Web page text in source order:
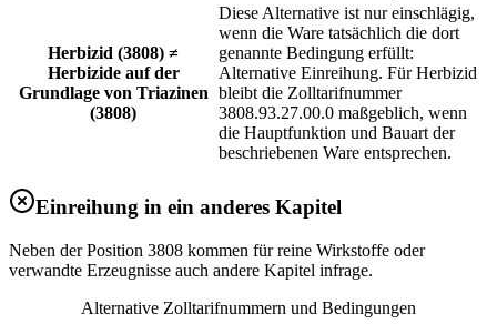
Herbizid (3808) ≠
Herbizide auf der
Grundlage von Triazinen
(3808)
Diese Alternative ist nur einschlägig,
wenn die Ware tatsächlich die dort
genannte Bedingung erfüllt:
Alternative Einreihung. Für Herbizid
bleibt die Zolltarifnummer
3808.93.27.00.0 maßgeblich, wenn
die Hauptfunktion und Bauart der
beschriebenen Ware entsprechen.
Einreihung in ein anderes Kapitel
Neben der Position 3808 kommen für reine Wirkstoffe oder
verwandte Erzeugnisse auch andere Kapitel infrage.
Alternative Zolltarifnummern und Bedingungen